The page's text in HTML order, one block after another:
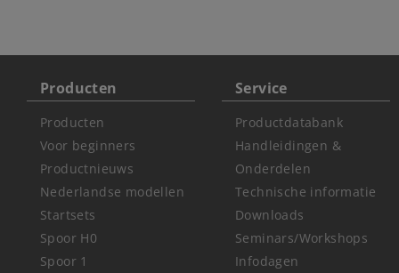
Producten
Producten
Voor beginners
Productnieuws
Nederlandse modellen
Startsets
Spoor H0
Spoor 1
Service
Productdatabank
Handleidingen &
Onderdelen
Technische informatie
Downloads
Seminars/Workshops
Infodagen